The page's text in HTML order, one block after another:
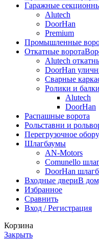
Гаражные
Alutech
DoorHan
Premium
Промышленные
Откатные ворота
Alutech
DoorHan
Сварные
Ролики и балки
Alutech
DoorHan
Распашные ворота
Рольставни и
Перегрузочное
Шлагбаумы
AN-Motors
Comunello
DoorHan
Входные двериВ
Избранное
Сравнить
Вход / Регистрация
Корзина
Закрыть